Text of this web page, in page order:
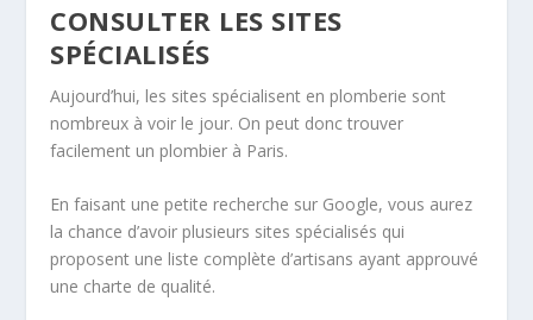
CONSULTER LES SITES
SPÉCIALISÉS
Aujourd’hui, les sites spécialisent en plomberie sont
nombreux à voir le jour. On peut donc trouver
facilement un plombier à Paris.
En faisant une petite recherche sur Google, vous aurez
la chance d’avoir plusieurs sites spécialisés qui
proposent une liste complète d’artisans ayant approuvé
une charte de qualité.